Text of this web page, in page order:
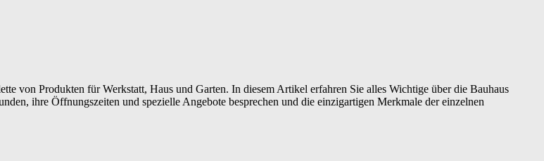
von Produkten für Werkstatt, Haus und Garten. In diesem Artikel erfahren Sie alles Wichtige über die Bauhaus
ihre Öffnungszeiten und spezielle Angebote besprechen und die einzigartigen Merkmale der einzelnen